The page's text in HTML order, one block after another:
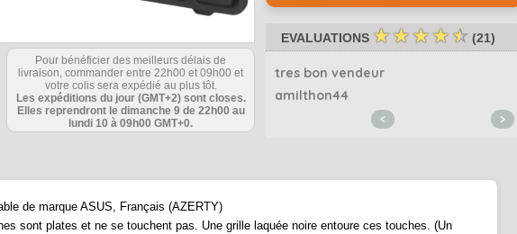
Pour bénéficier des meilleurs délais de
livraison, commander entre 22h00 et 09h00 et
votre colis sera expédié au plus tôt.
Les expéditions du jour (GMT+2) sont closes.
Elles reprendront le dimanche 9 de 22h00 au
lundi 10 à 09h00 GMT+0.
EVALUATIONS ☆☆☆☆☆ (21)
Produit nickel...
doogydpa971
tres bon vendeur
amilthon44
< >
de marque ASUS, Français (AZERTY)
sont plates et ne se touchent pas. Une grille laquée noire entoure ces touches. (Un